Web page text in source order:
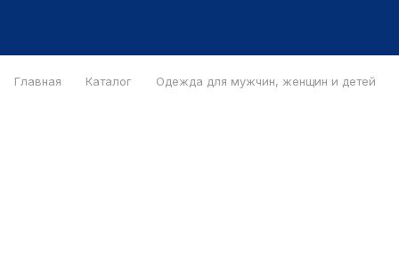
Главная Каталог Одежда для мужчин, женщин и детей